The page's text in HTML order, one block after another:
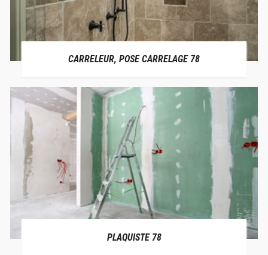
CARRELEUR, POSE CARRELAGE 78
PLAQUISTE 78